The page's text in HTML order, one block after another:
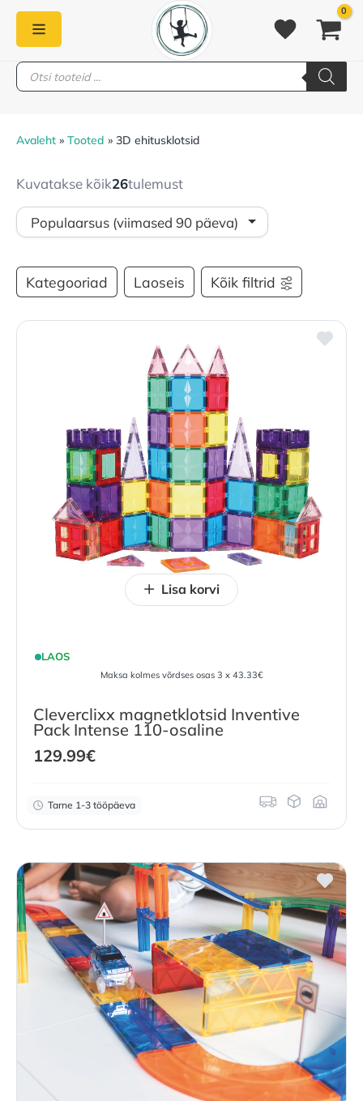
content
Products
search
Avaleht Tooted 3D ehitusklotsid
Kuvatakse kõik26tulemust
Kategooriad Laoseis Kõik filtrid
LAOS
Maksa kolmes võrdses osas 3 x 43.33€
Cleverclixx magnetklotsid Inventive
Pack Intense 110-osaline
129.99€
Tarne 1-3 tööpäeva
Lisa korvi